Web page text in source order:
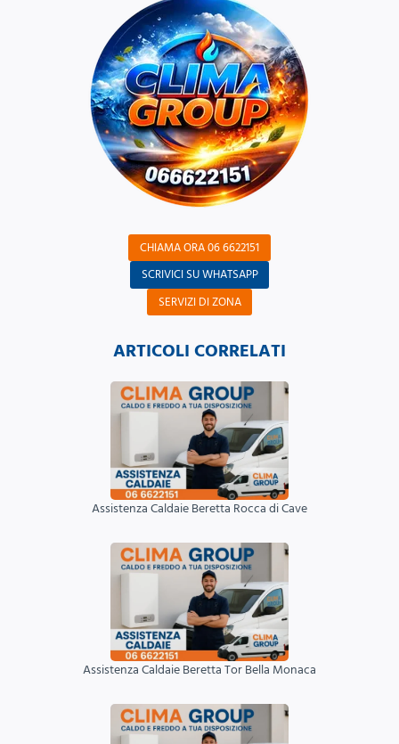
CHIAMA ORA 06 6622151
SCRIVICI SU WHATSAPP
SERVIZI DI ZONA
ARTICOLI CORRELATI
Assistenza Caldaie Beretta Rocca di Cave
Assistenza Caldaie Beretta Tor Bella Monaca